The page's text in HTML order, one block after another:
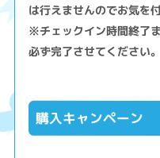
は行えませんのでお気を
※チェックイン時間終了
必ず完了させてください。
購入キャンペーン